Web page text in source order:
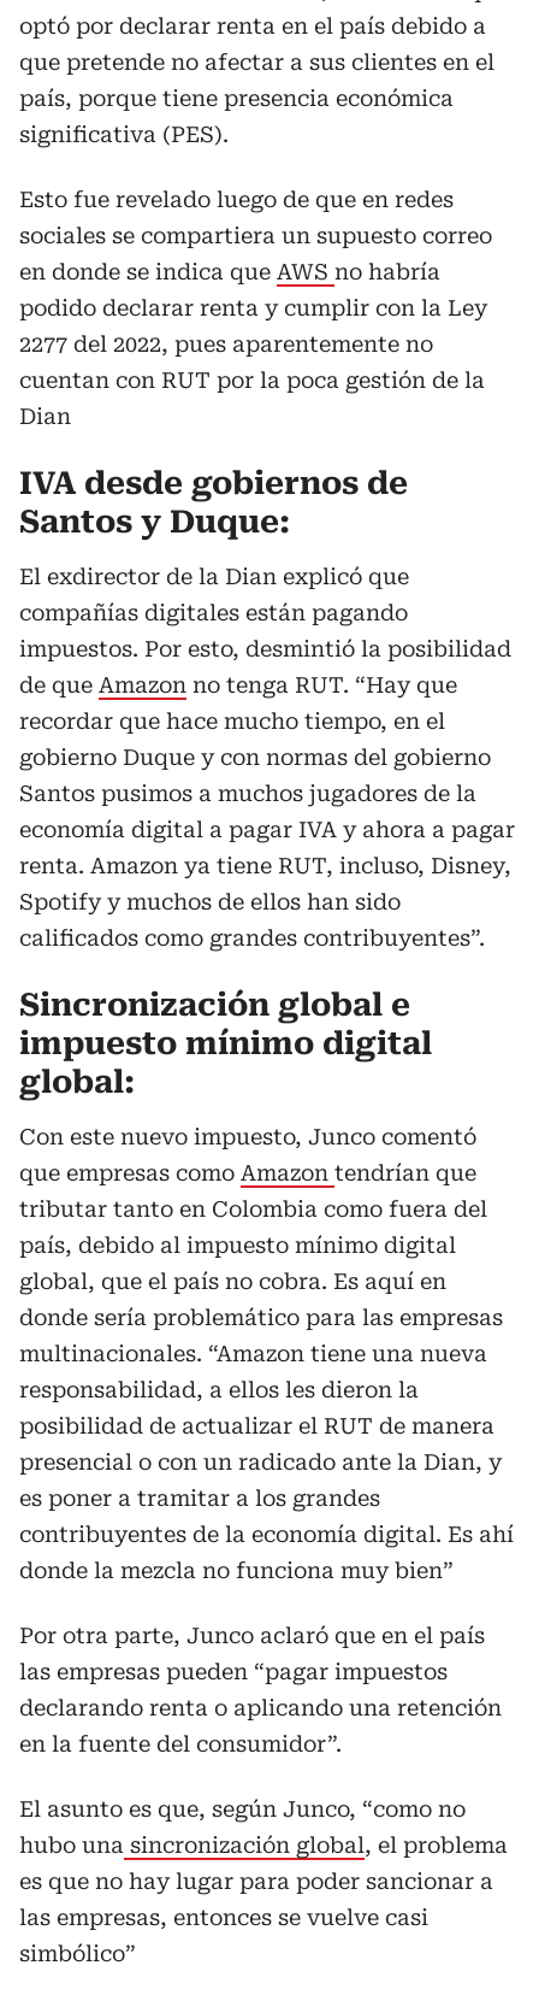
optó por declarar renta en el país debido a
que pretende no afectar a sus clientes en el
país, porque tiene presencia económica
significativa (PES).
Esto fue revelado luego de que en redes
sociales se compartiera un supuesto correo
en donde se indica que AWS no habría
podido declarar renta y cumplir con la Ley
2277 del 2022, pues aparentemente no
cuentan con RUT por la poca gestión de la
Dian
IVA desde gobiernos de
Santos y Duque:
El exdirector de la Dian explicó que
compañías digitales están pagando
impuestos. Por esto, desmintió la posibilidad
de que Amazon no tenga RUT. “Hay que
recordar que hace mucho tiempo, en el
gobierno Duque y con normas del gobierno
Santos pusimos a muchos jugadores de la
economía digital a pagar IVA y ahora a pagar
renta. Amazon ya tiene RUT, incluso, Disney,
Spotify y muchos de ellos han sido
calificados como grandes contribuyentes”.
Sincronización global e
impuesto mínimo digital
global:
Con este nuevo impuesto, Junco comentó
que empresas como Amazon tendrían que
tributar tanto en Colombia como fuera del
país, debido al impuesto mínimo digital
global, que el país no cobra. Es aquí en
donde sería problemático para las empresas
multinacionales. “Amazon tiene una nueva
responsabilidad, a ellos les dieron la
posibilidad de actualizar el RUT de manera
presencial o con un radicado ante la Dian, y
es poner a tramitar a los grandes
contribuyentes de la economía digital. Es ahí
donde la mezcla no funciona muy bien”
Por otra parte, Junco aclaró que en el país
las empresas pueden “pagar impuestos
declarando renta o aplicando una retención
en la fuente del consumidor”.
El asunto es que, según Junco, “como no
hubo una sincronización global, el problema
es que no hay lugar para poder sancionar a
las empresas, entonces se vuelve casi
simbólico”